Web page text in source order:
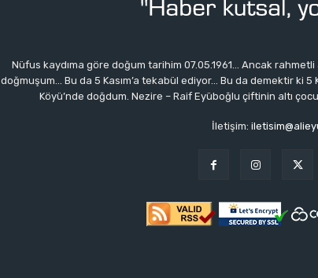
Nüfus kaydıma göre doğum tarihim 07.05.1961… Ancak
doğmuşum… Bu da 5 Kasım’a tekabül ediyor… Bu da demektir ki 5
Köyü’nde doğdum. Nezire – Raif Eyüboğlu çiftinin altı
İletişim: